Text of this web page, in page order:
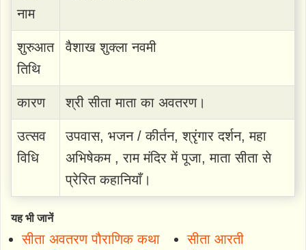
नाम
शुरुआत
तिथि
वैशाख शुक्ला नवमी
कारण श्री सीता माता का अवतरण।
उत्सव
विधि
उपवास, भजन / कीर्तन, श्रृंगार दर्शन, महा
अभिषेकम , राम मंदिर में पूजा, माता सीता से
प्रेरित कहानियाँ।
यह भी जानें
सीता अवतरण पौराणिक कथा
सीता आरती